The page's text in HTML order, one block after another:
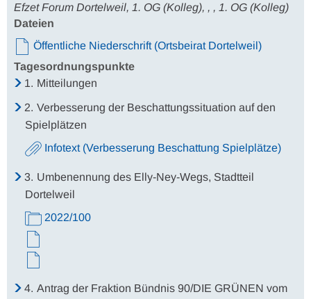
Efzet Forum Dortelweil, 1. OG (Kolleg), , , 1. OG (Kolleg)
Dateien
Öffentliche Niederschrift (Ortsbeirat Dortelweil)
Tagesordnungspunkte
1. Mitteilungen
2. Verbesserung der Beschattungssituation auf den
Spielplätzen
Infotext (Verbesserung Beschattung Spielplätze)
3. Umbenennung des Elly-Ney-Wegs, Stadtteil
Dortelweil
2022/100
4. Antrag der Fraktion Bündnis 90/DIE GRÜNEN vom